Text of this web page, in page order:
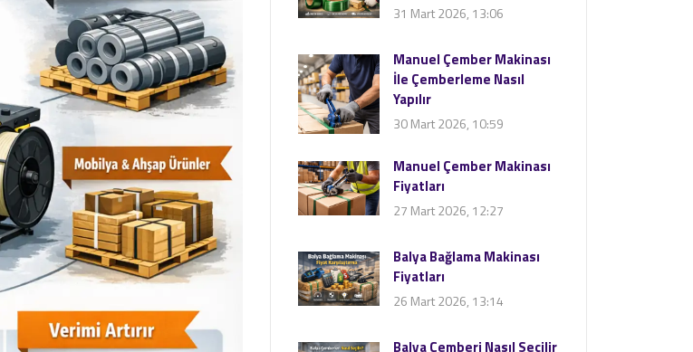
31 Mart 2026, 13:06
Manuel Çember Makinası
İle Çemberleme Nasıl
Yapılır
30 Mart 2026, 10:59
Manuel Çember Makinası
Fiyatları
27 Mart 2026, 12:27
Balya Bağlama Makinası
Fiyatları
26 Mart 2026, 13:14
Balya Çemberi Nasıl Seçilir